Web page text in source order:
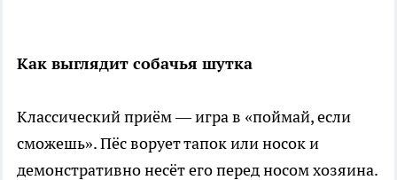
Как выглядит собачья шутка
Классический приём — игра в «поймай, если
сможешь». Пёс ворует тапок или носок и
демонстративно несёт его перед носом хозяина.